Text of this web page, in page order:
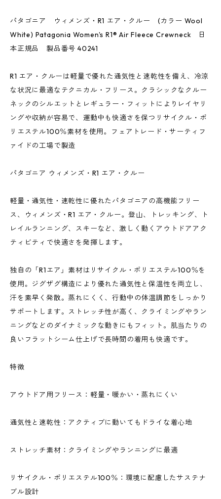
パタゴニア ウィメンズ・R1 エア・クルー (カラー Wool
White) Patagonia Women's R1® Air Fleece Crewneck 日
本正規品 製品番号 40241
R1 エア・クルーは軽量で優れた通気性と速乾性を備え、冷涼
な状況に最適なテクニカル・フリース。クラシックなクルー
ネックのシルエットとレギュラー・フィットによりレイヤリ
ングや収納が容易で、運動中も快適さを保つリサイクル・ポ
リエステル100％素材を使用。フェアトレード・サーティフ
ァイドの工場で製造
パタゴニア ウィメンズ・R1 エア・クルー
軽量・通気性・速乾性に優れたパタゴニアの高機能フリー
ス、ウィメンズ・R1 エア・クルー。登山、トレッキング、ト
レイルランニング、スキーなど、激しく動くアウトドアアク
ティビティで快適さを発揮します。
独自の「R1エア」素材はリサイクル・ポリエステル100％を
使用。ジグザグ構造により優れた通気性と保温性を両立し、
汗を素早く発散。蒸れにくく、行動中の体温調節をしっかり
サポートします。ストレッチ性が高く、クライミングやラン
ニングなどのダイナミックな動きにもフィット。肌当たりの
良いフラットシーム仕上げで長時間の着用も快適です。
特徴
アウトドア用フリース：軽量・暖かい・蒸れにくい
通気性と速乾性：アクティブに動いてもドライな着心地
ストレッチ素材：クライミングやランニングに最適
リサイクル・ポリエステル100％：環境に配慮したサステナ
ブル設計